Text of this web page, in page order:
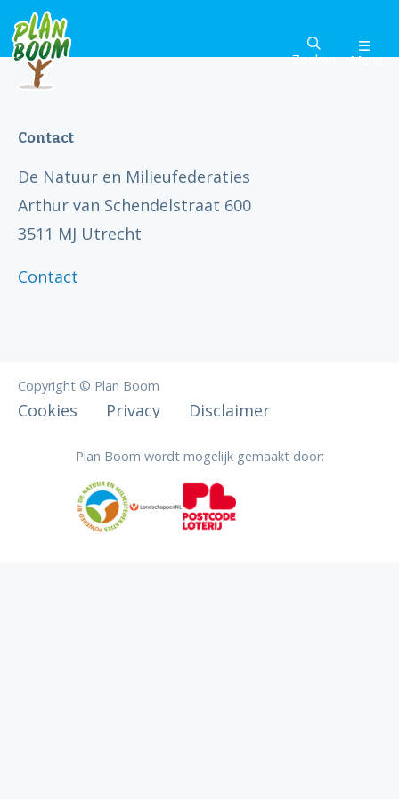
Zoeken Menu
Contact
De Natuur en Milieufederaties
Arthur van Schendelstraat 600
3511 MJ Utrecht
Contact
Copyright © Plan Boom
Cookies Privacy Disclaimer
Plan Boom wordt mogelijk gemaakt door: